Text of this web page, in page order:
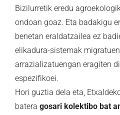
Bizilurretik eredu
ondoan goaz. Eta badakigu
benetan eraldatzailea ez
elikadura-sistemak
arrazializatuengan eragiten
espezifikoei.
Hori guztia dela eta,
batera gosari kolektibo bat